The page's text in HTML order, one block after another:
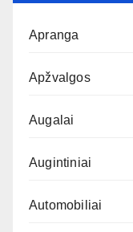
Apranga
Apžvalgos
Augalai
Augintiniai
Automobiliai